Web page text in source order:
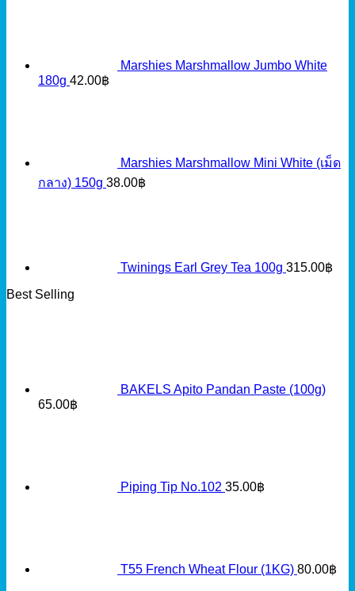
Marshies Marshmallow Jumbo White
180g 42.00฿
Marshies Marshmallow Mini White (เม็ด
กลาง) 150g 38.00฿
Twinings Earl Grey Tea 100g 315.00฿
Best Selling
BAKELS Apito Pandan Paste (100g)
65.00฿
Piping Tip No.102 35.00฿
T55 French Wheat Flour (1KG) 80.00฿